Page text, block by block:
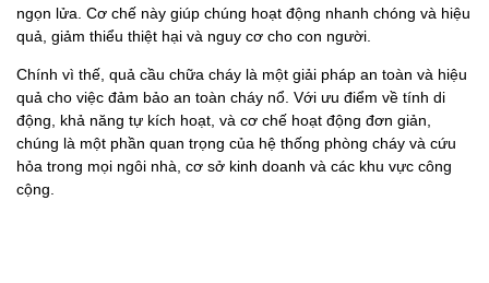
ngọn lửa. Cơ chế này giúp chúng hoạt động nhanh chóng và hiệu
quả, giảm thiểu thiệt hại và nguy cơ cho con người.
Chính vì thế, quả cầu chữa cháy là một giải pháp an toàn và hiệu
quả cho việc đảm bảo an toàn cháy nổ. Với ưu điểm về tính di
động, khả năng tự kích hoạt, và cơ chế hoạt động đơn giản,
chúng là một phần quan trọng của hệ thống phòng cháy và cứu
hỏa trong mọi ngôi nhà, cơ sở kinh doanh và các khu vực công
cộng.